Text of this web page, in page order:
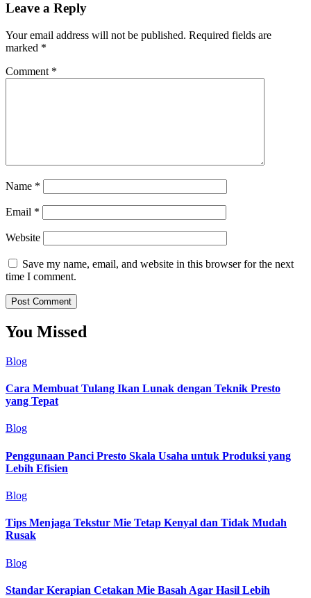
Leave a Reply
Your email address will not be published. Required fields are
marked *
Comment *
Name *
Email *
Website
Save my name, email, and website in this browser for the next
time I comment.
You Missed
Blog
Cara Membuat Tulang Ikan Lunak dengan Teknik Presto
yang Tepat
Blog
Penggunaan Panci Presto Skala Usaha untuk Produksi yang
Lebih Efisien
Blog
Tips Menjaga Tekstur Mie Tetap Kenyal dan Tidak Mudah
Rusak
Blog
Standar Kerapian Cetakan Mie Basah Agar Hasil Lebih